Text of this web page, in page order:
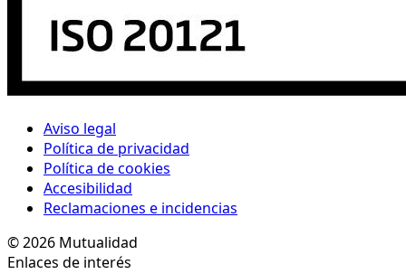
Aviso legal
Política de privacidad
Política de cookies
Accesibilidad
Reclamaciones e incidencias
© 2026 Mutualidad
Enlaces de interés